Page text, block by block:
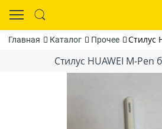
Главная Каталог Прочее Стилус
Стилус HUAWEI M-Pen